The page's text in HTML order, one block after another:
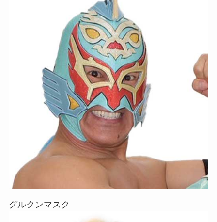
グルクンマスク